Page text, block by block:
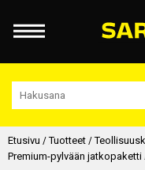
Etusivu /Tuotteet /
Premium-pylvään